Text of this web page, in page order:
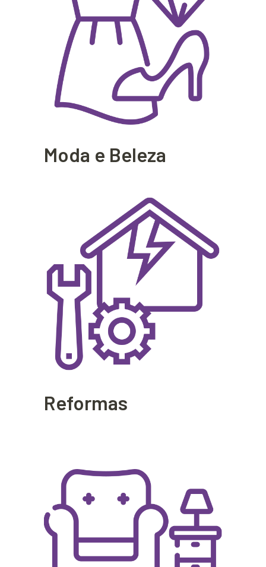
Moda e Beleza
Reformas